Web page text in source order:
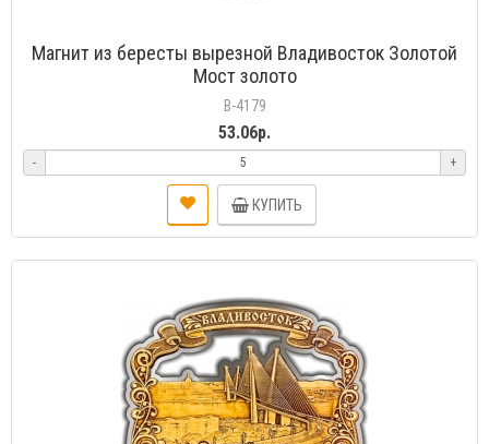
Магнит из бересты вырезной Владивосток Золотой
Мост золото
В-4179
53.06р.
- +
КУПИТЬ